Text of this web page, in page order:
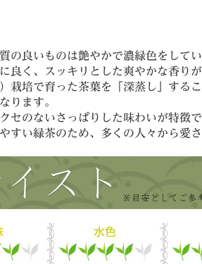
の良いものは艶やかで濃緑色をしてい
良く、スッキリとした爽やかな香りが
栽培で育った茶葉を「深蒸し」する
ります。
セのないさっぱりした味わいが特徴で
すい緑茶のため、多くの人々から愛さ